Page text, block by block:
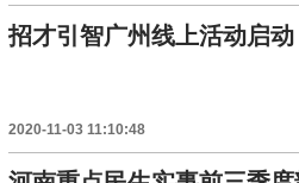
招才引智广州线上活动启
2020-11-03 11:10:48